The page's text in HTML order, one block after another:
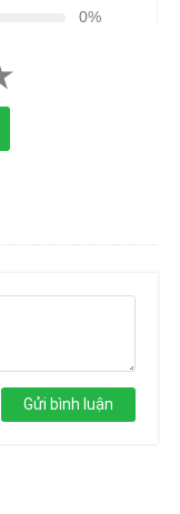
0%
Gửi bình luận